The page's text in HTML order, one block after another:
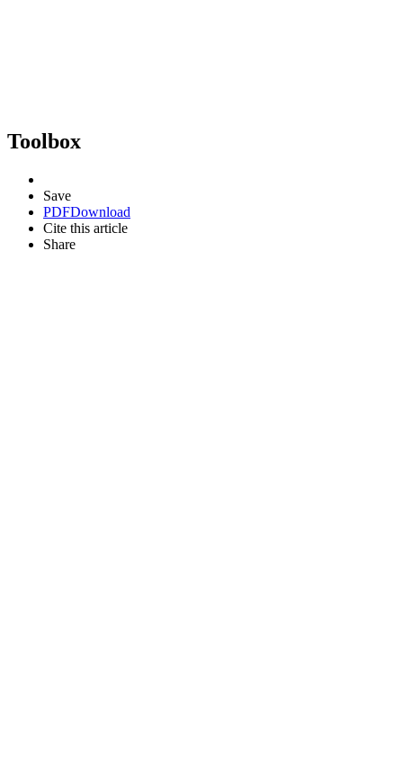
Toolbox
Save
PDFDownload
Cite this article
Share